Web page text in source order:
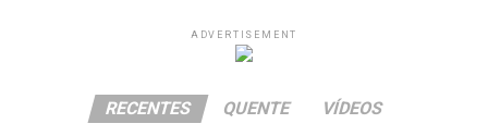
ADVERTISEMENT
RECENTES QUENTE VÍDEOS